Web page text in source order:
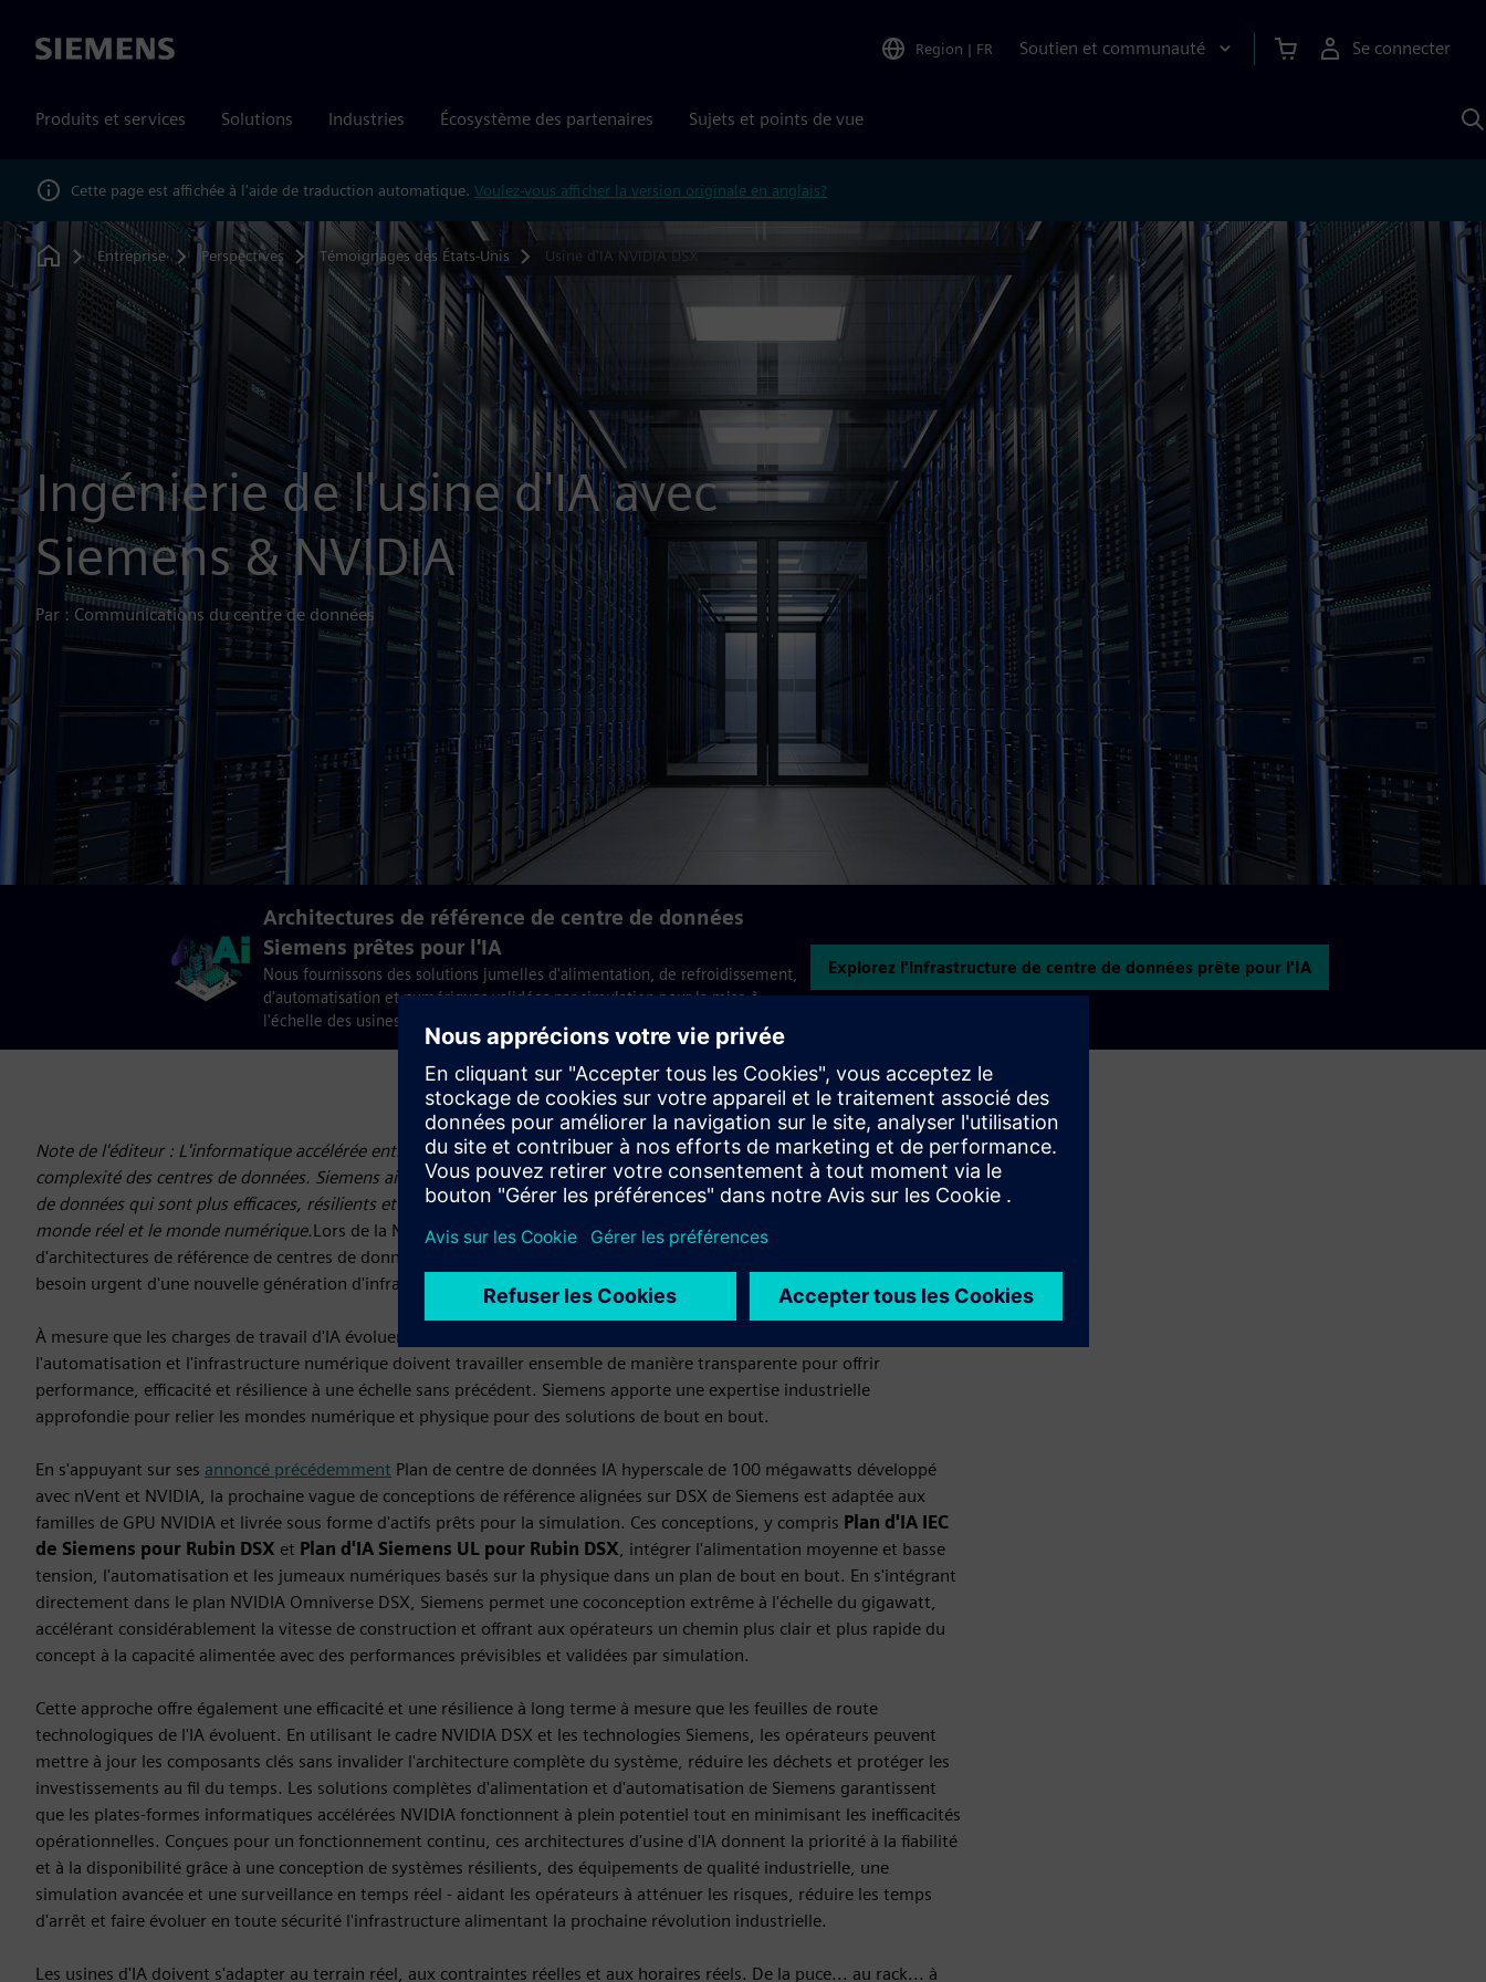
Siemens Region | FR Soutien et communauté Se connecter
Produits et services Solutions Industries Écosystème des partenaires Sujets et points de vue
Cette page est affichée à l'aide de traduction automatique. Voulez-vous afficher la version originale en anglais?
Home
Entreprise Perspectives Témoignages des États-Unis Usine d'IA NVIDIA DSX
Ingénierie de l'usine d'IA avec
Siemens & NVIDIA
Par : Communications du centre de données
Architectures de référence de centre de données
Siemens prêtes pour l'IA
Nous fournissons des solutions jumelles d'alimentation, de refroidissement,
d'automatisation et numériques validées par simulation pour la mise à
l'échelle des usines d'IA.
Explorez l'infrastructure de centre de données prête pour l'IA
Note de l'éditeur : L'informatique accélérée entraîne des demandes sans précédent en termes d'échelle, de densité et de
complexité des centres de données. Siemens aide à planifier, concevoir, construire, exploiter et faire évoluer des centres
de données qui sont plus efficaces, résilients et durables. Notre approche : une technologie intelligente qui combine le
monde réel et le monde numérique.Lors de la NVIDIA GTC 2026 à San Jose, Siemens a annoncé un nouvel ensemble
d'architectures de référence de centres de données IA intégrées à
besoin urgent d'une nouvelle génération d'infrastructure spécialement conçue pour l'IA.
À mesure que les charges de travail d'IA évoluent, les centres de données évoluent vers des usines d'IA, où l'énergie,
l'automatisation et l'infrastructure numérique doivent travailler ensemble de manière transparente pour offrir
performance, efficacité et résilience à une échelle sans précédent. Siemens apporte une expertise industrielle
approfondie pour relier les mondes numérique et physique pour des solutions de bout en bout.
En s'appuyant sur ses annoncé précédemment Plan de centre de données IA hyperscale de 100 mégawatts développé
avec nVent et NVIDIA, la prochaine vague de conceptions de référence alignées sur DSX de Siemens est adaptée aux
familles de GPU NVIDIA et livrée sous forme d'actifs prêts pour la simulation. Ces conceptions, y compris Plan d'IA IEC
de Siemens pour Rubin DSX et Plan d'IA Siemens UL pour Rubin DSX, intégrer l'alimentation moyenne et basse
tension, l'automatisation et les jumeaux numériques basés sur la physique dans un plan de bout en bout. En s'intégrant
directement dans le plan NVIDIA Omniverse DSX, Siemens permet une coconception extrême à l'échelle du gigawatt,
accélérant considérablement la vitesse de construction et offrant aux opérateurs un chemin plus clair et plus rapide du
concept à la capacité alimentée avec des performances prévisibles et validées par simulation.
Cette approche offre également une efficacité et une résilience à long terme à mesure que les feuilles de route
technologiques de l'IA évoluent. En utilisant le cadre NVIDIA DSX et les technologies Siemens, les opérateurs peuvent
mettre à jour les composants clés sans invalider l'architecture complète du système, réduire les déchets et protéger les
investissements au fil du temps. Les solutions complètes d'alimentation et d'automatisation de Siemens garantissent
que les plates-formes informatiques accélérées NVIDIA fonctionnent à plein potentiel tout en minimisant les inefficacités
opérationnelles. Conçues pour un fonctionnement continu, ces architectures d'usine d'IA donnent la priorité à la fiabilité
et à la disponibilité grâce à une conception de systèmes résilients, des équipements de qualité industrielle, une
simulation avancée et une surveillance en temps réel - aidant les opérateurs à atténuer les risques, réduire les temps
d'arrêt et faire évoluer en toute sécurité l'infrastructure alimentant la prochaine révolution industrielle.
Les usines d'IA doivent s'adapter au terrain réel, aux contraintes réelles et aux horaires réels. De la puce... au rack... à